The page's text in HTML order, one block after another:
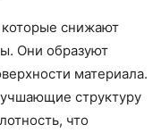
снижают
Они образуют
материала.
структуру
что